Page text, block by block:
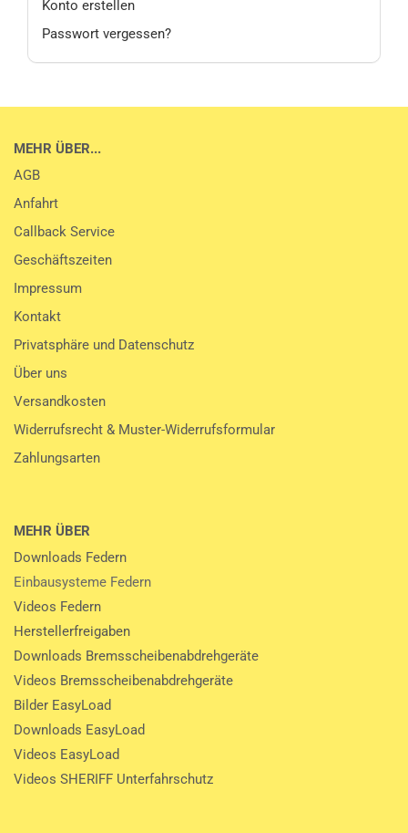
Konto erstellen
Passwort vergessen?
MEHR ÜBER...
AGB
Anfahrt
Callback Service
Geschäftszeiten
Impressum
Kontakt
Privatsphäre und Datenschutz
Über uns
Versandkosten
Widerrufsrecht & Muster-Widerrufsformular
Zahlungsarten
MEHR ÜBER
Downloads Federn
Einbausysteme Federn
Videos Federn
Herstellerfreigaben
Downloads Bremsscheibenabdrehgeräte
Videos Bremsscheibenabdrehgeräte
Bilder EasyLoad
Downloads EasyLoad
Videos EasyLoad
Videos SHERIFF Unterfahrschutz